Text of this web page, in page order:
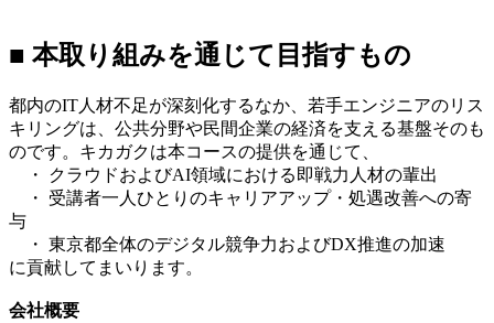
■ 本取り組みを通じて目指すもの
都内のIT人材不足が深刻化するなか、若手エンジニアのリス
キリングは、公共分野や民間企業の経済を支える基盤そのも
のです。キカガクは本コースの提供を通じて、
・ クラウドおよびAI領域における即戦力人材の輩出
・ 受講者一人ひとりのキャリアアップ・処遇改善への寄
与
・ 東京都全体のデジタル競争力およびDX推進の加速
に貢献してまいります。
会社概要